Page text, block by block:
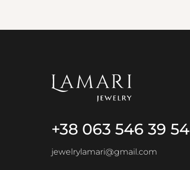
+38 063 546 39 54
jewelrylamari@gmail.com